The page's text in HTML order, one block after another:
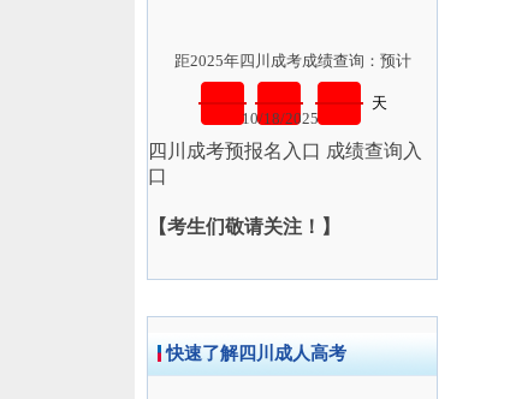
距2025年四川成考成绩查询：预计
10/18/2025
天
四川成考预报名入口 成绩查询入
口
【考生们敬请关注！】
快速了解四川成人高考